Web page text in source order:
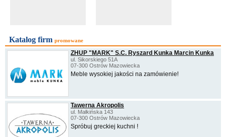
Katalog firm promowane
ZHUP "MARK" S.C. Ryszard Kunka Marcin Kunka
ul. Sikorskiego 51A
07-300 Ostrów Mazowiecka
Meble wysokiej jakości na zamówienie!
Tawerna Akropolis
ul. Małkińska 143
07-300 Ostrów Mazowiecka
Spróbuj greckiej kuchni !